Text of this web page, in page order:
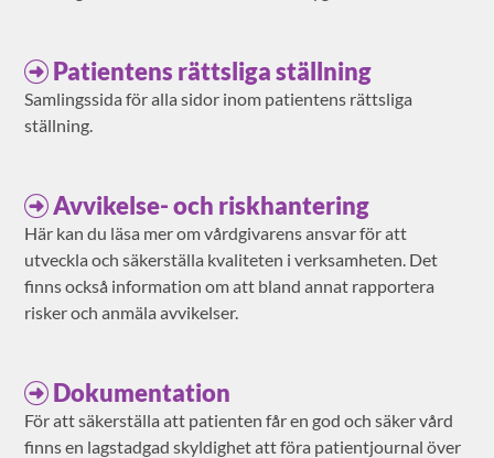
Patientens rättsliga ställning
Samlingssida för alla sidor inom patientens rättsliga
ställning.
Avvikelse- och riskhantering
Här kan du läsa mer om vårdgivarens ansvar för att
utveckla och säkerställa kvaliteten i verksamheten. Det
finns också information om att bland annat rapportera
risker och anmäla avvikelser.
Dokumentation
För att säkerställa att patienten får en god och säker vård
finns en lagstadgad skyldighet att föra patientjournal över